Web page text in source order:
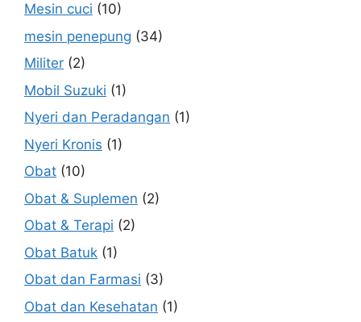
Mesin cuci (10)
mesin penepung (34)
Militer (2)
Mobil Suzuki (1)
Nyeri dan Peradangan (1)
Nyeri Kronis (1)
Obat (10)
Obat & Suplemen (2)
Obat & Terapi (2)
Obat Batuk (1)
Obat dan Farmasi (3)
Obat dan Kesehatan (1)